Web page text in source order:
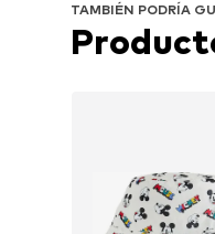
TAMBIÉN PODRÍA